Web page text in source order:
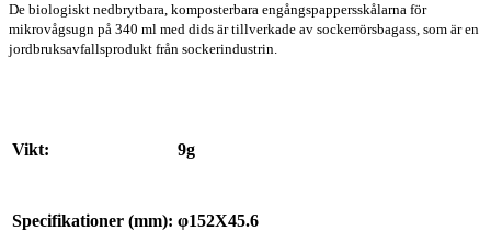
De biologiskt nedbrytbara, komposterbara engångspappersskålarna för
mikrovågsugn på 340 ml med dids är tillverkade av sockerrörsbagass, som är en
jordbruksavfallsprodukt från sockerindustrin.
Vikt: 9g
Specifikationer (mm): φ152X45.6